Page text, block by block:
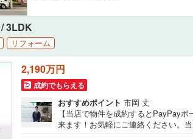
/ 3LDK
リフォーム
2,190万円
成約でもらえる
おすすめポイント 市岡 丈
【当店で物件を成約するとPayPay
来ます！お気軽にご連絡ください。
販売、価格、契約、入居関連など
即入居可能
オンライン対応
オンライン内見(相談)可（4）